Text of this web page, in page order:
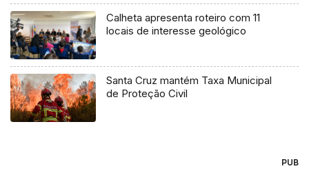
Calheta apresenta roteiro com 11
locais de interesse geológico
Santa Cruz mantém Taxa Municipal
de Proteção Civil
PUB